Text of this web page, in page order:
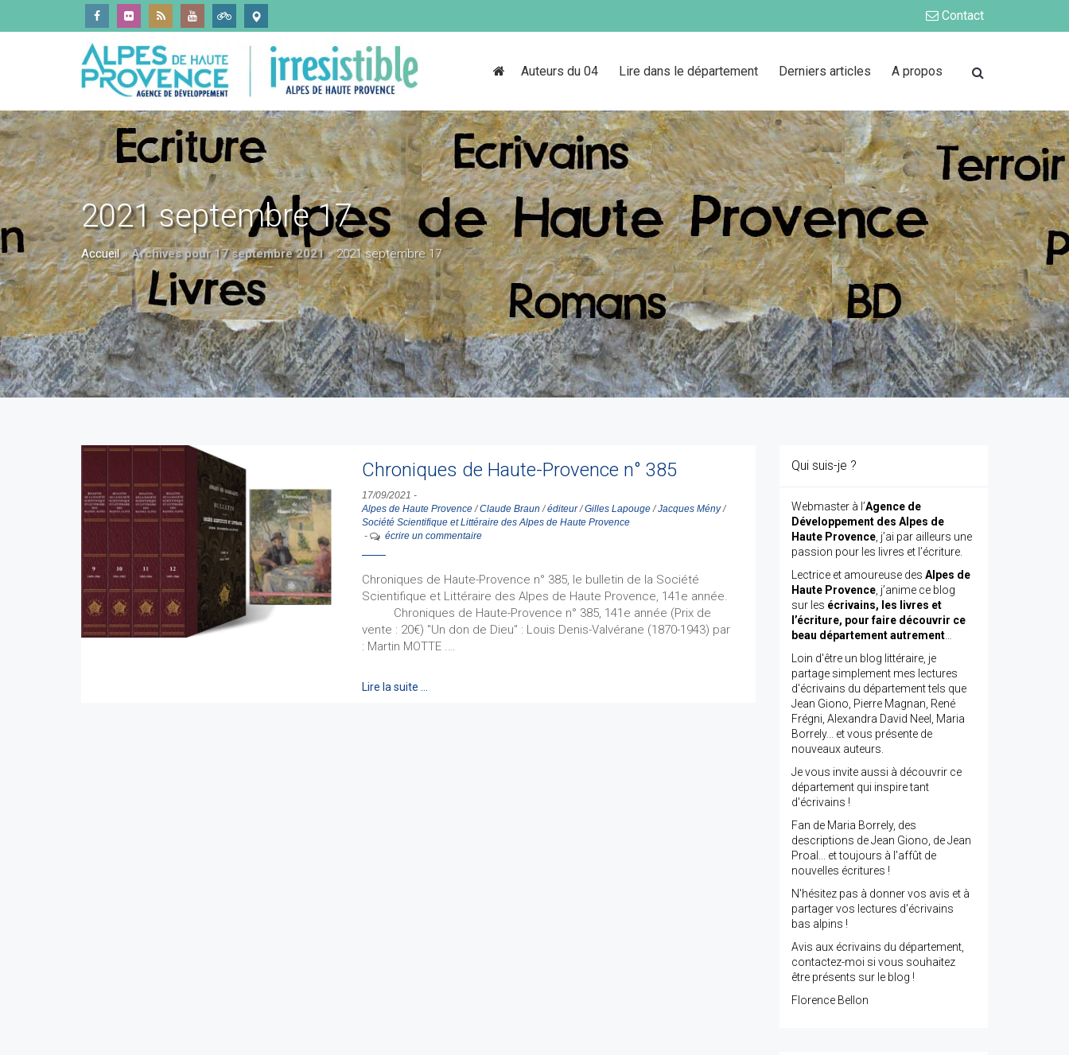
Contact
Auteurs du 04 Lire dans le département Derniers articles A propos
2021 septembre 17
Accueil»Archives pour 17 septembre 2021»2021 septembre 17
Chroniques de Haute-Provence n° 385
17/09/2021 -
Alpes de Haute Provence/Claude Braun /éditeur/Gilles Lapouge/Jacques Mény/
Société Scientifique et Littéraire des Alpes de Haute Provence
-
écrire un commentaire
Chroniques de Haute-Provence n° 385, le bulletin de la Société
Scientifique et Littéraire des Alpes de Haute Provence, 141e année.
Chroniques de Haute-Provence n° 385, 141e année (Prix de
vente : 20€) "Un don de Dieu" : Louis Denis-Valvérane (1870-1943) par
: Martin MOTTE .…
Lire la suite …
Qui suis-je ?
Webmaster à l’Agence de
Développement des Alpes de
Haute Provence, j’ai par ailleurs une
passion pour les livres et l’écriture.
Lectrice et amoureuse des Alpes de
Haute Provence, j’anime ce blog
sur les écrivains, les livres et
l’écriture, pour faire découvrir ce
beau département autrement…
Loin d'être un blog littéraire, je
partage simplement mes lectures
d'écrivains du département tels que
Jean Giono, Pierre Magnan, René
Frégni, Alexandra David Neel, Maria
Borrely... et vous présente de
nouveaux auteurs.
Je vous invite aussi à découvrir ce
département qui inspire tant
d'écrivains !
Fan de Maria Borrely, des
descriptions de Jean Giono, de Jean
Proal... et toujours à l'affût de
nouvelles écritures !
N'hésitez pas à donner vos avis et à
partager vos lectures d'écrivains
bas alpins !
Avis aux écrivains du département,
contactez-moi si vous souhaitez
être présents sur le blog !
Florence Bellon